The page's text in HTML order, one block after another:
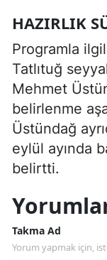
HAZIRLIK
Programla
Tatlıtuğ
Mehmet
belirlenme
Üstündağ
eylül ayında
belirtti.
Takma Ad
Yorum yapmak için,